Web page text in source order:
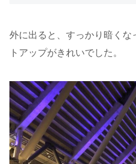
外に出ると、すっかり暗くな
トアップがきれいでした。